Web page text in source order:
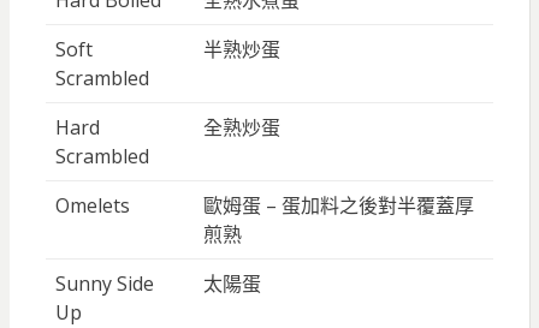
Soft
Scrambled
半熟炒蛋
Hard
Scrambled
全熟炒蛋
Omelets
歐姆蛋 – 蛋加料之後對半覆蓋厚
煎熟
Sunny Side
Up
太陽蛋